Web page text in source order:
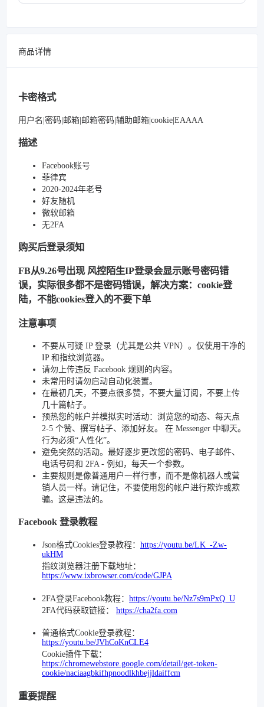
商品详情
卡密格式
用户名|密码|邮箱|邮箱密码|辅助邮箱|cookie|EAAAA
描述
Facebook账号
菲律宾
2020-2024年老号
好友随机
微软邮箱
无2FA
购买后登录须知
FB从9.26号出现 风控陌生IP登录会显示账号密码错
误，实际很多都不是密码错误，解决方案：cookie登
陆，不能cookies登入的不要下单
注意事项
不要从可疑 IP 登录（尤其是公共 VPN）。仅使用干净的
IP 和指纹浏览器。
请勿上传违反 Facebook 规则的内容。
未常用时请勿启动自动化装置。
在最初几天，不要点很多赞，不要大量订阅，不要上传
几十篇帖子。
预热您的帐户并模拟实时活动：浏览您的动态、每天点
2-5 个赞、撰写帖子、添加好友。 在 Messenger 中聊天。
行为必须“人性化”。
避免突然的活动。最好逐步更改您的密码、电子邮件、
电话号码和 2FA - 例如，每天一个参数。
主要规则是像普通用户一样行事，而不是像机器人或营
销人员一样。请记住，不要使用您的帐户进行欺诈或欺
骗。这是违法的。
Facebook 登录教程
Json格式Cookies登录教程： https://youtu.be/LK_-Zw-
ukHM
指纹浏览器注册下载地址：
https://www.ixbrowser.com/code/GJPA
2FA登录Facebook教程： https://youtu.be/Nz7s9mPxQ_U
2FA代码获取链接： https://cha2fa.com
普通格式Cookie登录教程：
https://youtu.be/JVhCoKnCLE4
Cookie插件下载：
https://chromewebstore.google.com/detail/get-token-
cookie/naciaagbkifhpnoodlkhbejjldaiffcm
重要提醒